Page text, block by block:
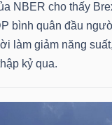
NBER cho thấy
bình quân đầu
làm giảm năng
kỷ qua.